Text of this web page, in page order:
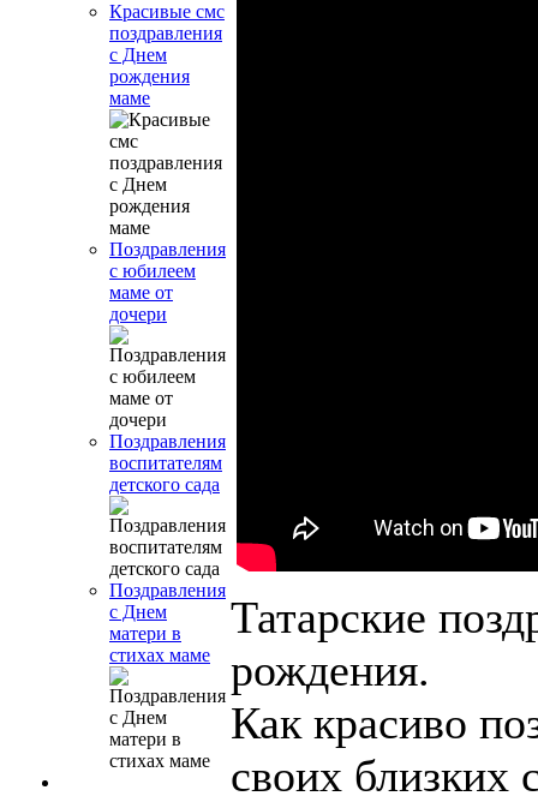
Красивые смс
поздравления
с Днем
рождения
маме
Поздравления
с юбилеем
маме от
дочери
Поздравления
воспитателям
детского сада
Поздравления
с Днем
матери в
стихах маме
Татарские
рождения.
Как красиво
своих близких